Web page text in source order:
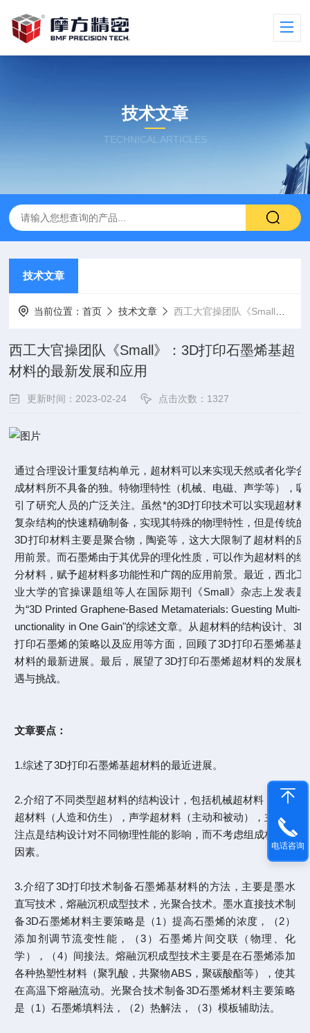
技术文章
TECHNICAL ARTICLES
技术文章
当前位置：首页 技术文章 西工大官操团队《Small》：3D打印石墨烯基超材料的最新发展和应用
西工大官操团队《Small》：3D打印石墨烯基超
材料的最新发展和应用
更新时间：2023-02-24 点击次数：1327
通过合理设计重复结构单元，超材料可以来实现天然或者化学合
成材料所不具备的独。特物理特性（机械、电磁、声学等），吸
引了研究人员的广泛关注。虽然*的3D打印技术可以实现超材料
复杂结构的快速精确制备，实现其特殊的物理特性，但是传统的
3D打印材料主要是聚合物，陶瓷等，这大大限制了超材料的应
用前景。而石墨烯由于其优异的理化性质，可以作为超材料的组
分材料，赋予超材料多功能性和广阔的应用前景。最近，西北工
业大学的官操课题组等人在国际期刊《Small》杂志上发表题
为“3D Printed Graphene-Based Metamaterials: Guesting Multi-F
unctionality in One Gain"的综述文章。从超材料的结构设计、3D
打印石墨烯的策略以及应用等方面，回顾了3D打印石墨烯基超
材料的最新进展。最后，展望了3D打印石墨烯超材料的发展机
遇与挑战。
文章要点：
1.综述了3D打印石墨烯基超材料的最近进展。
2.介绍了不同类型超材料的结构设计，包括机械超材料，电磁
超材料（人造和仿生），声学超材料（主动和被动），主要关
注点是结构设计对不同物理性能的影响，而不考虑组成材料的
因素。
3.介绍了3D打印技术制备石墨烯基材料的方法，主要是墨水
直写技术，熔融沉积成型技术，光聚合技术。墨水直接技术制
备3D石墨烯材料主要策略是（1）提高石墨烯的浓度，（2）
添加剂调节流变性能，（3）石墨烯片间交联（物理、化
学），（4）间接法。熔融沉积成型技术主要是在石墨烯添加
各种热塑性材料（聚乳酸，共聚物ABS，聚碳酸酯等），使其
在高温下熔融流动。光聚合技术制备3D石墨烯材料主要策略
是（1）石墨烯填料法，（2）热解法，（3）模板辅助法。
电话咨询